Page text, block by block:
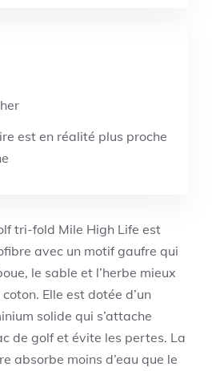
est en réalité plus proche
tri-fold Mile High Life est
avec un motif gaufre qui
le sable et l’herbe mieux
Elle est dotée d’un
solide qui s’attache
de golf et évite les pertes. La
absorbe moins d’eau que le